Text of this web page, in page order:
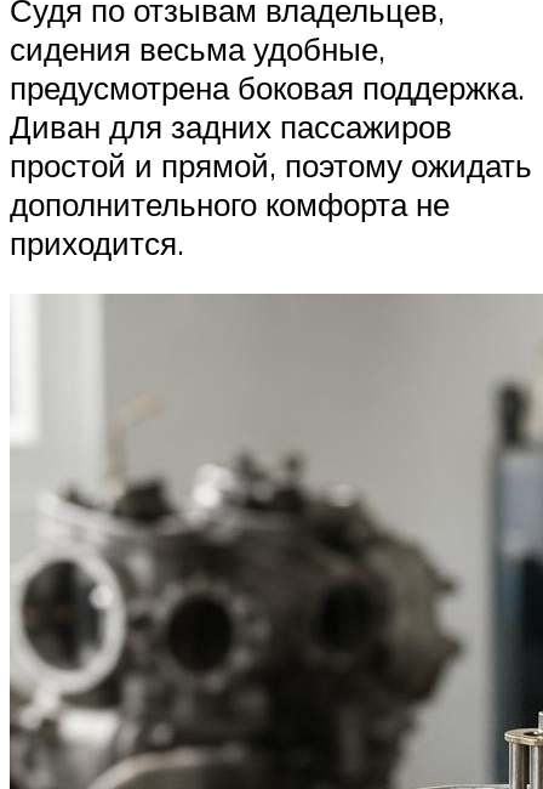
Судя по отзывам владельцев,
сидения весьма удобные,
предусмотрена боковая поддержка.
Диван для задних пассажиров
простой и прямой, поэтому ожидать
дополнительного комфорта не
приходится.